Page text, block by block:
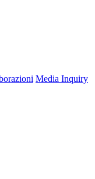
Media Inquiry